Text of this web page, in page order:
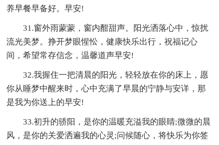
养早餐早备好。早安!
31.窗外雨蒙蒙，窗内酣甜声。阳光洒落心中，惊扰
流光美梦。挣开梦眼惺忪，健康快乐出行，祝福记心
间，希望常存信念，温馨道声早安!
32.我握住一把清晨的阳光，轻轻放在你的床上，愿
你从睡梦中醒来时，心中充满了早晨的宁静与安详，那
是我为你送上的早安!
33.初升的骄阳，是你的温暖充溢我的眼睛;微微的晨
风，是你的关爱洒遍我的心灵;问候随心，将快乐为你签